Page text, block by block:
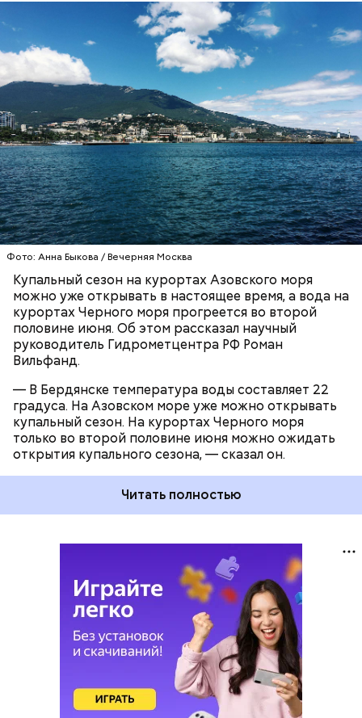
Фото: Анна Быкова / Вечерняя Москва
Купальный сезон на курортах Азовского моря
можно уже открывать в настоящее время, а вода на
курортах Черного моря прогреется во второй
половине июня. Об этом рассказал научный
руководитель Гидрометцентра РФ Роман
Вильфанд.
— В Бердянске температура воды составляет 22
градуса. На Азовском море уже можно открывать
купальный сезон. На курортах Черного моря
только во второй половине июня можно ожидать
открытия купального сезона, — сказал он.
Синоптик отметил, что в Сочи, Феодосии, Алуште,
Ялте вода пока прогрелась лишь до 17 градусов
тепла, в Туапсе — до 18 градусов, а в Евпатории —
до 19 градусов.
Читать полностью
ЧЕРНОЕ МОРЕ
ПОГОДА
КУПАЛЬНЫЙ СЕЗОН